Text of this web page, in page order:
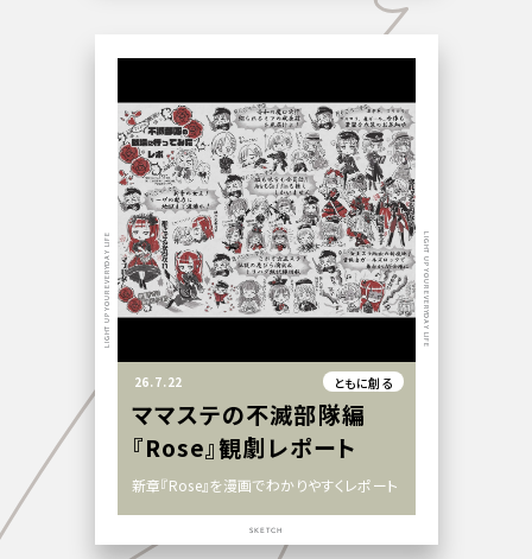
26.7.22 ともに創る
ママステの不滅部隊編
『Rose』観劇レポート
新章『Rose』を漫画でわかりやすくレポート
LIGHT UP YOUR EVERYDAY LIFE LIGHT UP YOUR EVERYDAY LIFE
SKETCH